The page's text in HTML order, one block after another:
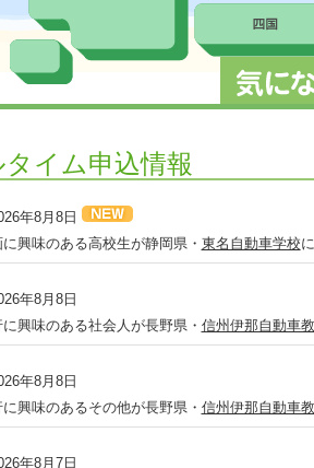
タイム申込情報
年8月8日
興味のある高校生が静岡県・ 東名自動車学校
年8月8日
興味のある社会人が長野県・ 信州伊那自動車
年8月8日
興味のあるその他が長野県・ 信州伊那自動車
年8月7日